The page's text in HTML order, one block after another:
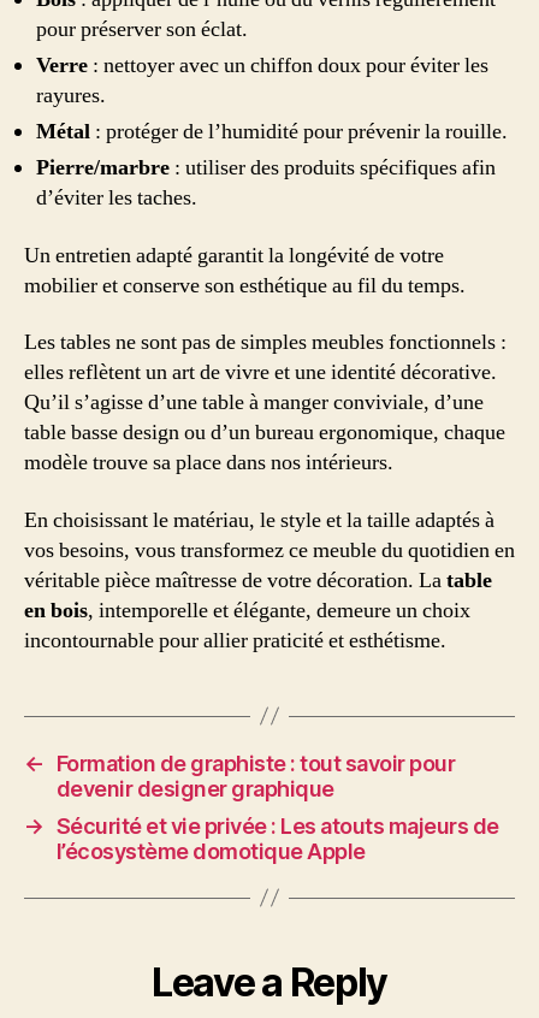
pour préserver son éclat.
Verre : nettoyer avec un chiffon doux pour éviter les
rayures.
Métal : protéger de l’humidité pour prévenir la rouille.
Pierre/marbre : utiliser des produits spécifiques afin
d’éviter les taches.
Un entretien adapté garantit la longévité de votre
mobilier et conserve son esthétique au fil du temps.
Les tables ne sont pas de simples meubles fonctionnels :
elles reflètent un art de vivre et une identité décorative.
Qu’il s’agisse d’une table à manger conviviale, d’une
table basse design ou d’un bureau ergonomique, chaque
modèle trouve sa place dans nos intérieurs.
En choisissant le matériau, le style et la taille adaptés à
vos besoins, vous transformez ce meuble du quotidien en
véritable pièce maîtresse de votre décoration. Latable
en bois, intemporelle et élégante, demeure un choix
incontournable pour allier praticité et esthétisme.
←
Formation de graphiste : tout savoir pour
devenir designer graphique
→ Sécurité et vie privée : Les atouts majeurs de
l’écosystème domotique Apple
Leave a Reply